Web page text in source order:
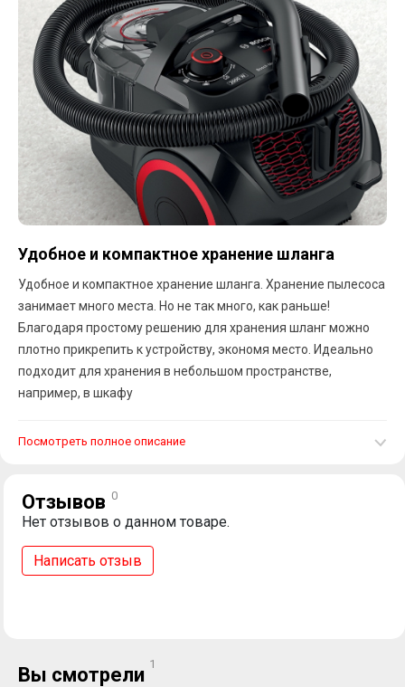
Удобное и компактное хранение шланга
Удобное и компактное хранение шланга. Хранение пылесоса
занимает много места. Но не так много, как раньше!
Благодаря простому решению для хранения шланг можно
плотно прикрепить к устройству, экономя место. Идеально
подходит для хранения в небольшом пространстве,
например, в шкафу
Посмотреть полное описание
Отзывов 0
Нет отзывов о данном товаре.
Написать отзыв
Вы смотрели 1